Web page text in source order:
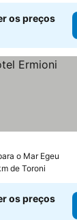
os preços
o Mar Egeu
de Toroni
os preços